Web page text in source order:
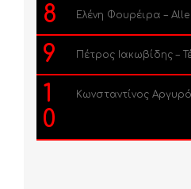
8 Ελένη Φουρέιρα –
9 Πέτρος Ιακωβίδης –
1
0
Κωνσταντίνος